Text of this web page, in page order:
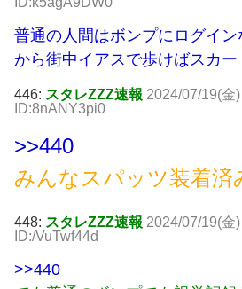
普通の人間はボンプにログイ
から街中イアスで歩けばスカ
446: スタレZZZ速報 2024/07/19(金
ID:8nANY3pi0
>>440
みんなスパッツ装着済
448: スタレZZZ速報 2024/07/19(金
ID:/VuTwf44d
>>440